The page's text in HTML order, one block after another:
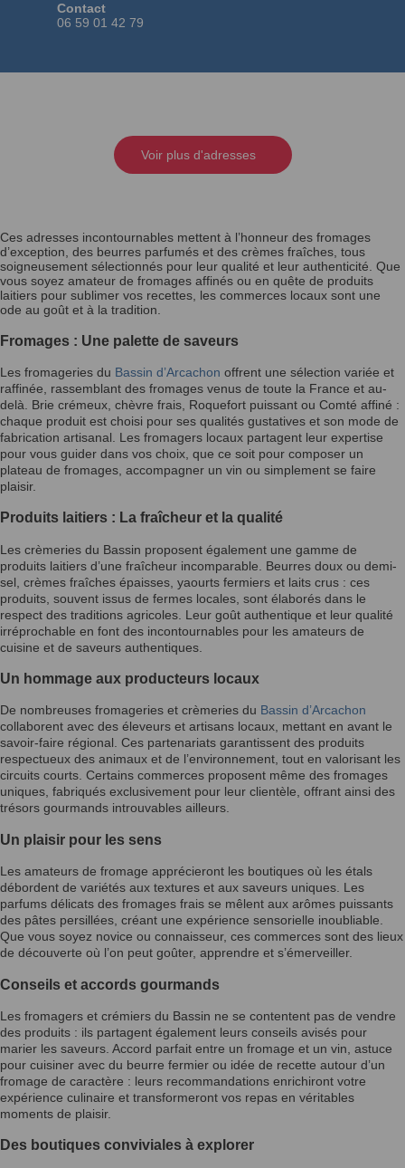
Contact
06 59 01 42 79
Voir plus d'adresses
Ces adresses incontournables mettent à l’honneur des fromages
d’exception, des beurres parfumés et des crèmes fraîches, tous
soigneusement sélectionnés pour leur qualité et leur authenticité. Que
vous soyez amateur de fromages affinés ou en quête de produits
laitiers pour sublimer vos recettes, les commerces locaux sont une
ode au goût et à la tradition.
Fromages : Une palette de saveurs
Les fromageries du Bassin d’Arcachon offrent une sélection variée et
raffinée, rassemblant des fromages venus de toute la France et au-
delà. Brie crémeux, chèvre frais, Roquefort puissant ou Comté affiné :
chaque produit est choisi pour ses qualités gustatives et son mode de
fabrication artisanal. Les fromagers locaux partagent leur expertise
pour vous guider dans vos choix, que ce soit pour composer un
plateau de fromages, accompagner un vin ou simplement se faire
plaisir.
Produits laitiers : La fraîcheur et la qualité
Les crèmeries du Bassin proposent également une gamme de
produits laitiers d’une fraîcheur incomparable. Beurres doux ou demi-
sel, crèmes fraîches épaisses, yaourts fermiers et laits crus : ces
produits, souvent issus de fermes locales, sont élaborés dans le
respect des traditions agricoles. Leur goût authentique et leur qualité
irréprochable en font des incontournables pour les amateurs de
cuisine et de saveurs authentiques.
Un hommage aux producteurs locaux
De nombreuses fromageries et crèmeries du Bassin d’Arcachon
collaborent avec des éleveurs et artisans locaux, mettant en avant le
savoir-faire régional. Ces partenariats garantissent des produits
respectueux des animaux et de l’environnement, tout en valorisant les
circuits courts. Certains commerces proposent même des fromages
uniques, fabriqués exclusivement pour leur clientèle, offrant ainsi des
trésors gourmands introuvables ailleurs.
Un plaisir pour les sens
Les amateurs de fromage apprécieront les boutiques où les étals
débordent de variétés aux textures et aux saveurs uniques. Les
parfums délicats des fromages frais se mêlent aux arômes puissants
des pâtes persillées, créant une expérience sensorielle inoubliable.
Que vous soyez novice ou connaisseur, ces commerces sont des lieux
de découverte où l’on peut goûter, apprendre et s’émerveiller.
Conseils et accords gourmands
Les fromagers et crémiers du Bassin ne se contentent pas de vendre
des produits : ils partagent également leurs conseils avisés pour
marier les saveurs. Accord parfait entre un fromage et un vin, astuce
pour cuisiner avec du beurre fermier ou idée de recette autour d’un
fromage de caractère : leurs recommandations enrichiront votre
expérience culinaire et transformeront vos repas en véritables
moments de plaisir.
Des boutiques conviviales à explorer